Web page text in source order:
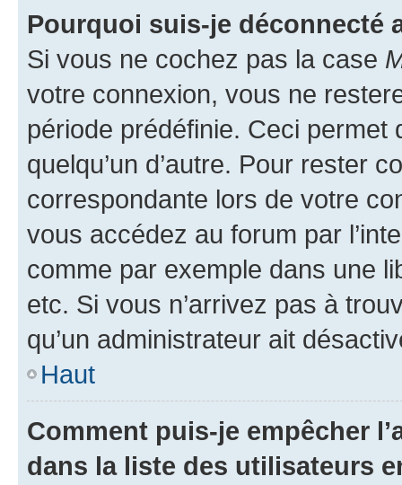
Pourquoi suis-je déconnecté
Si vous ne cochez pas la case
votre connexion, vous ne
période prédéfinie. Ceci permet
quelqu’un d’autre. Pour rester
correspondante lors de votre
vous accédez au forum par
comme par exemple dans une
etc. Si vous n’arrivez pas à
qu’un administrateur ait
Haut
Comment puis-je empêcher
dans la liste des utilisateurs